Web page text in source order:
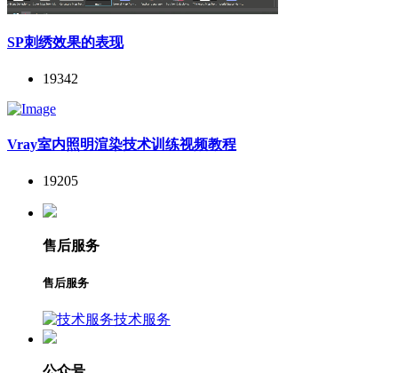
SP刺绣效果的表现
19342
Vray室内照明渲染技术训练视频教程
19205
售后服务
售后服务
技术服务